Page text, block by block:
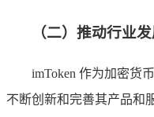
（二）推动行业
imToken 作为加密货
不断创新和完善其产品和